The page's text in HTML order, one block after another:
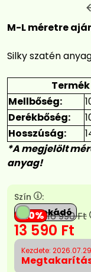
M-L méretre
Silky szatén
Mellbőség:
Derékbőség:
Hosszúság:
*A megjelölt
anyag!
Szín
:
Avokádó
20 16 990Ft
13 590 Ft
Kezdete: 2026.07.29